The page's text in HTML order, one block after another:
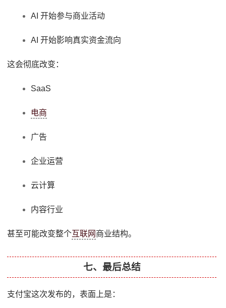
AI 开始参与商业活动
AI 开始影响真实资金流向
这会彻底改变：
SaaS
电商
广告
企业运营
云计算
内容行业
甚至可能改变整个互联网 商业结构。
七、最后总结
支付宝这次发布的，表面上是：